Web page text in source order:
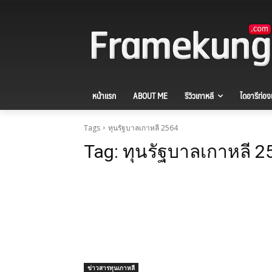
หน้าแรก ABOUT ME รีวิวเกาหลี ไดอารีท่อ
Tags ทุนรัฐบาลเกาหลี 2564
Tag: ทุนรัฐบาลเกาหลี
ข่าวสารทุนเกาหลี